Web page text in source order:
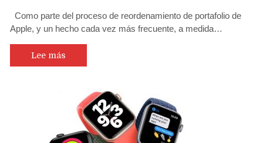
Como parte del proceso de reordenamiento de portafolio de
Apple, y un hecho cada vez más frecuente, a medida…
Lee más